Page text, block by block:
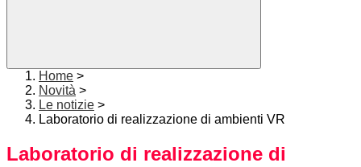
Home >
Novità >
Le notizie >
Laboratorio di realizzazione di ambienti VR
Laboratorio di realizzazione di